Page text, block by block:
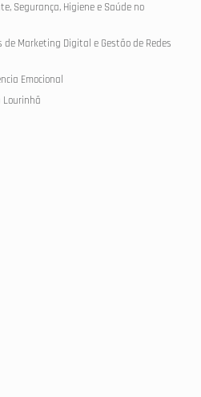
Segurança, Higiene e Saúde no
de Marketing Digital e Gestão de Redes
Emocional
Lourinhã